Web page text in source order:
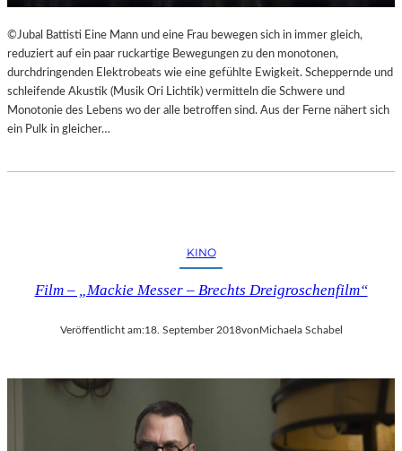
©Jubal Battisti Eine Mann und eine Frau bewegen sich in immer gleich,
reduziert auf ein paar ruckartige Bewegungen zu den monotonen,
durchdringenden Elektrobeats wie eine gefühlte Ewigkeit. Scheppernde und
schleifende Akustik (Musik Ori Lichtik) vermitteln die Schwere und
Monotonie des Lebens wo der alle betroffen sind. Aus der Ferne nähert sich
ein Pulk in gleicher…
KINO
Film – „Mackie Messer – Brechts Dreigroschenfilm“
Veröffentlicht am:18. September 2018vonMichaela Schabel